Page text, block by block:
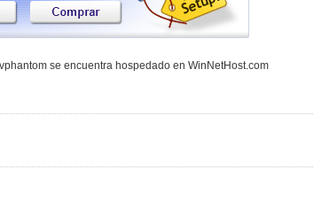
se encuentra hospedado en WinNetHost.com